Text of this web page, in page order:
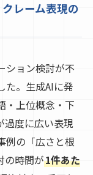
レーム表現の
ション検討が不
た。生成AIに発
・上位概念・下
過度に広い表現
例の「広さと根
の時間が1件あた